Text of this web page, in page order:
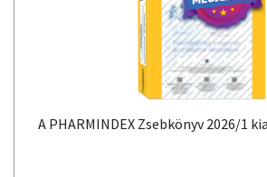
A PHARMINDEX Zsebkönyv 2026/1